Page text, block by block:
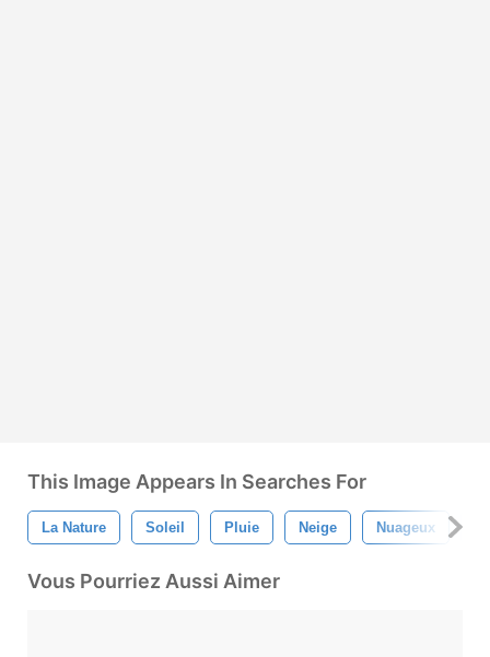
This Image Appears In Searches For
La Nature Soleil Pluie Neige Nuageux
Vous Pourriez Aussi Aimer